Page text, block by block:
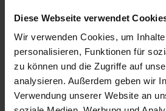
Diese Webseite verwendet
Wir verwenden Cookies, um
personalisieren, Funktionen für
zu können und die Zugriffe auf
analysieren. Außerdem geben wir
Verwendung unserer Website an